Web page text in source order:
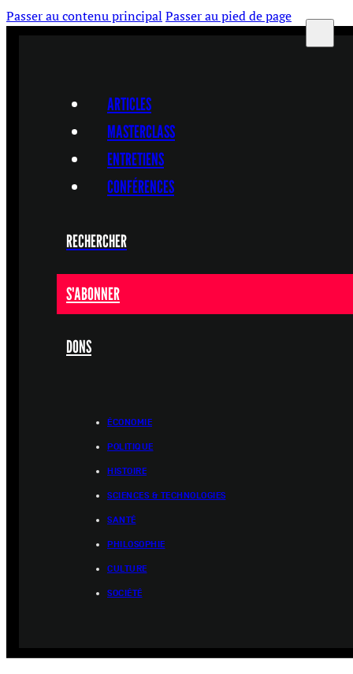
Passer au contenu principal Passer au pied de page
ARTICLES
MASTERCLASS
ENTRETIENS
CONFÉRENCES
RECHERCHER
S'ABONNER
DONS
ÉCONOMIE
POLITIQUE
HISTOIRE
SCIENCES & TECHNOLOGIES
SANTÉ
PHILOSOPHIE
CULTURE
SOCIÉTÉ